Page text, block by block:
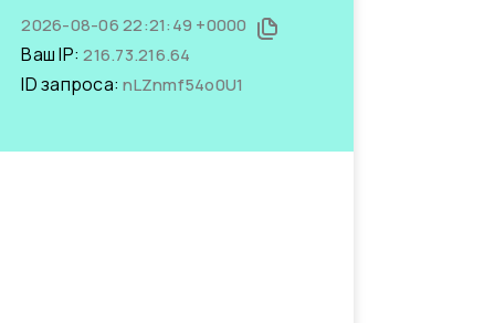
2026-08-06 22:21:49 +0000
Ваш IP:216.73.216.64
ID запроса:nLZnmf54o0U1